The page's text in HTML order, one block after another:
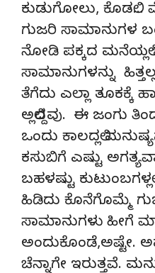
ಕುಡುಗೋಲು, ಕೊಡಲಿ…
ಗುಜರಿ ಸಾಮಾನುಗಳ
ನೋಡಿ ಪಕ್ಕದ ಮನೆಯಲ್ಲಿ
ಸಾಮಾನುಗಳನ್ನು
ತೆಗೆದು ಎಲ್ಲಾ ತೂಕಕ್ಕೆ
ಅಲ್ಲಿದ್ದವು. ಈ ಜಂಗು
ಒಂದು ಕಾಲದಲ್ಲಿ
ಕಸುಬಿಗೆ ಎಷ್ಟು
ಬಹಳಷ್ಟು
ಹಿಡಿದು ಕೊನೆಗೊಮ್ಮೆ
ಸಾಮಾನುಗಳು ಹೀಗೆ
ಅಂದುಕೊಂಡೆ,ಅಷ್ಟೇ.
ಚೆನ್ನಾಗೇ ಇರುತ್ತವೆ.